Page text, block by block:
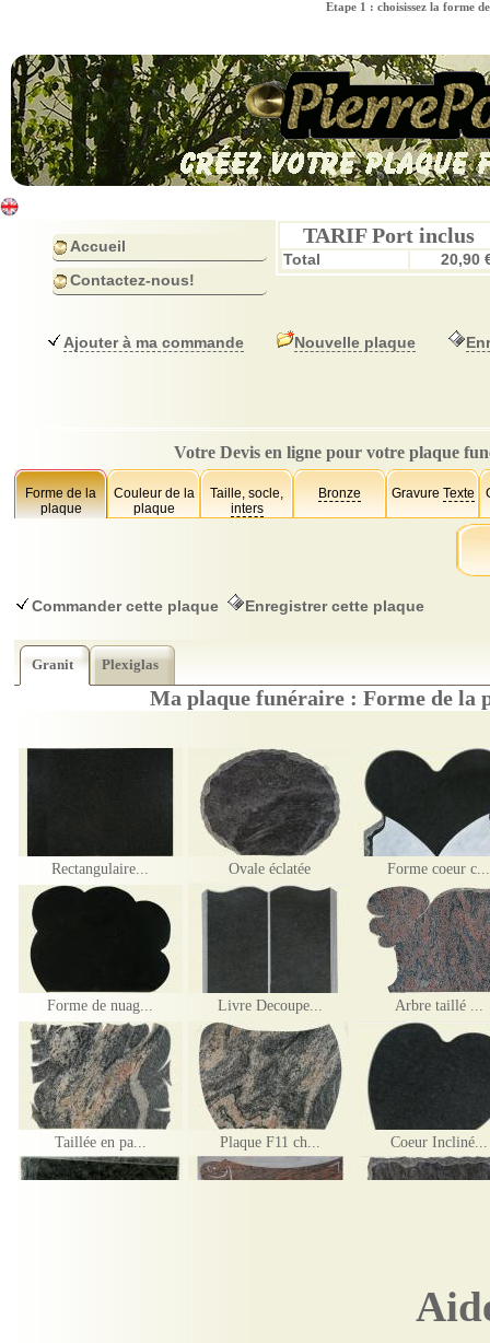
Etape 1 : choisissez la forme
TARIF Port inclus
Total 20,90
Accueil
Contactez-nous!
Ajouter à ma commande Nouvelle plaque
Votre Devis en ligne pour votre plaque
Forme de la
plaque
Couleur de la
plaque
Taille, socle,
inters
Bronze Gravure Texte
Commander cette plaque Enregistrer cette plaque
Granit Plexiglas
Ma plaque funéraire : Forme de la
Rectangulaire... Ovale éclatée Forme coeur c...
Forme de nuag... Livre Decoupe... Arbre taillé ...
Taillée en pa... Plaque F11 ch... Coeur Incliné...